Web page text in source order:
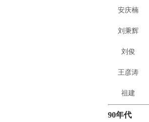
安庆楠
刘秉辉
刘俊
王彦涛
祖建
90年代